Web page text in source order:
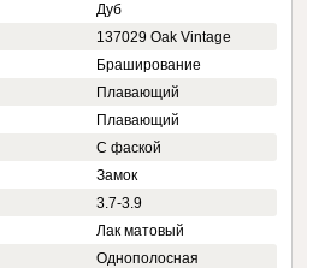
Дуб
137029 Oak Vintage
Браширование
Плавающий
Плавающий
С фаской
Замок
3.7-3.9
Лак матовый
Однополосная